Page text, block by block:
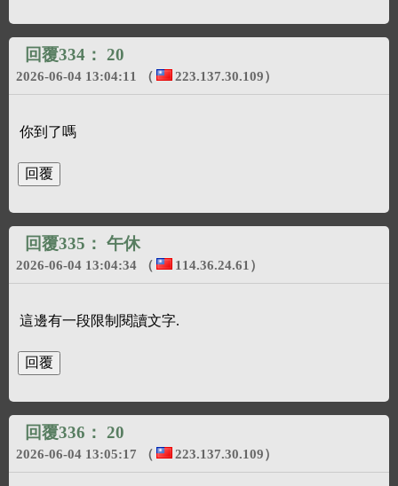
回覆334： 20
2026-06-04 13:04:11 （ 223.137.30.109）
你到了嗎
回覆335： 午休
2026-06-04 13:04:34 （ 114.36.24.61 ）
這邊有一段限制閱讀文字.
回覆336： 20
2026-06-04 13:05:17 （ 223.137.30.109）